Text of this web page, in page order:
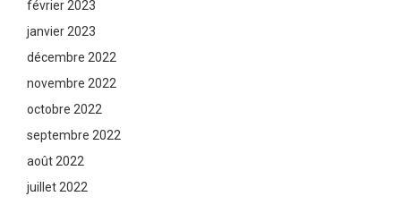
février 2023
janvier 2023
décembre 2022
novembre 2022
octobre 2022
septembre 2022
août 2022
juillet 2022